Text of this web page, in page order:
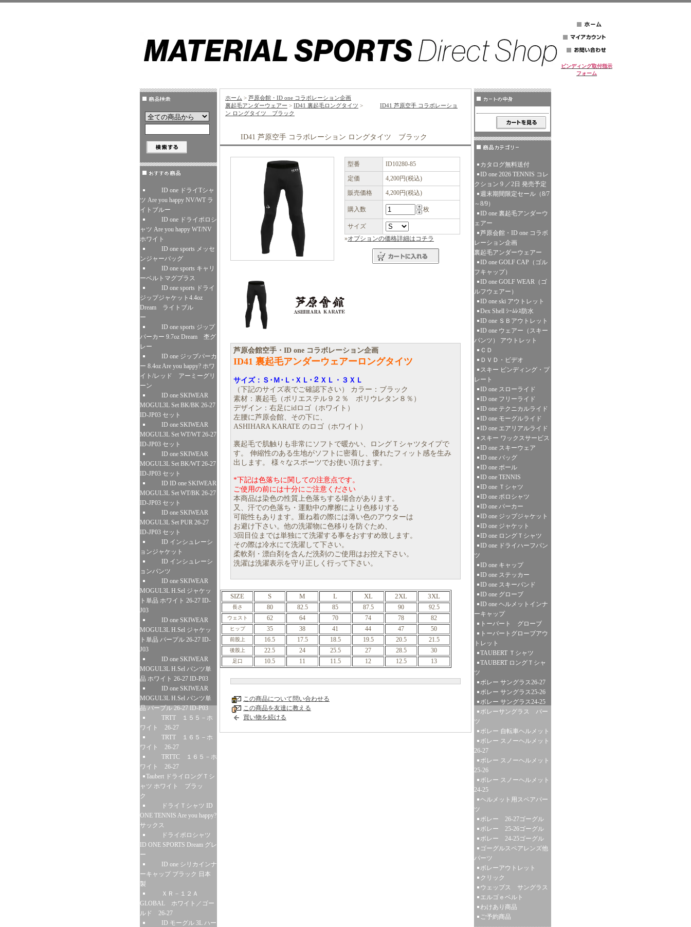
ビンディング取付指示
フォーム
ID one ドライTシャ
ツ Are you happy NV/WT ラ
イトブルー
ID one ドライポロシ
ャツ Are you happy WT/NV
ホワイト
ID one sports メッセ
ンジャーバッグ
ID one sports キャリ
ーベルトマグプラス
ID one sports ドライ
ジップジャケット4.4oz
Dream ライトブル
ー
ID one sports ジップ
パーカー 9.7oz Dream 杢グ
レー
ID one ジップパーカ
ー 8.4oz Are you happy? ホワ
イト/レッド アーミーグリ
ーン
ID one SKIWEAR
MOGUL3L Set BK/BK 26-27
ID-JP03 セット
ID one SKIWEAR
MOGUL3L Set WT/WT 26-27
ID-JP03 セット
ID one SKIWEAR
MOGUL3L Set BK/WT 26-27
ID-JP03 セット
ID ID one SKIWEAR
MOGUL3L Set WT/BK 26-27
ID-JP03 セット
ID one SKIWEAR
MOGUL3L Set PUR 26-27
ID-JP03 セット
ID インシュレーシ
ョンジャケット
ID インシュレーシ
ョンパンツ
ID one SKIWEAR
MOGUL3L H.Sel ジャケッ
ト単品 ホワイト 26-27 ID-
J03
ID one SKIWEAR
MOGUL3L H.Sel ジャケッ
ト単品 パープル 26-27 ID-
J03
ID one SKIWEAR
MOGUL3L H.Sel パンツ単
品 ホワイト 26-27 ID-P03
ID one SKIWEAR
MOGUL3L H.Sel パンツ単
品 パープル 26-27 ID-P03
TRTT １５５－ホ
ワイト 26-27
TRTT １６５－ホ
ワイト 26-27
TRTTC １６５－ホ
ワイト 26-27
Taubert ドライロングＴシ
ャツ ホワイト ブラッ
ク
ドライＴシャツ ID
ONE TENNIS Are you happy?
サックス
ドライポロシャツ
ID ONE SPORTS Dream グレ
ー
ID one シリカインナ
ーキャップ ブラック 日本
製
ＸＲ－１２Ａ
GLOBAL ホワイト／ゴー
ルド 26-27
ID モーグル 3L ハー
ホーム > 芦原会館・ID one コラボレーション企画
裏起毛アンダーウェアー > ID41 裏起毛ロングタイツ >
ID41 芦原空手 コラボレーショ
ン ロングタイツ ブラック
ID41 芦原空手 コラボレーション ロングタイツ ブラック
型番
ID10280-85
定価
4,200円(税込)
販売価格
4,200円(税込)
購入数 枚
サイズ
»オプションの価格詳細はコチラ
芦原会館空手・ID one コラボレーション企画
ID41 裏起毛アンダーウェアーロングタイツ
サイズ：Ｓ･Ｍ･Ｌ･ＸＬ･２ＸＬ・３ＸＬ
（下記のサイズ表でご確認下さい） カラー：ブラック
素材：裏起毛（ポリエステル９２％ ポリウレタン８％）
デザイン：右足にidロゴ（ホワイト）
左腰に芦原会館、その下に、
ASHIHARA KARATE のロゴ（ホワイト）
裏起毛で肌触りも非常にソフトで暖かい、ロングＴシャツタイプで
す。 伸縮性のある生地がソフトに密着し、優れたフィット感を生み
出します。 様々なスポーツでお使い頂けます。
*下記は色落ちに関しての注意点です。
ご使用の前には十分にご注意ください
本商品は染色の性質上色落ちする場合があります。
又、汗での色落ち・運動中の摩擦により色移りする
可能性もあります。重ね着の際には薄い色のアウターは
お避け下さい。他の洗濯物に色移りを防ぐため、
3回目位までは単独にて洗濯する事をおすすめ致します。
その際は冷水にて洗濯して下さい。
柔軟剤・漂白剤を含んだ洗剤のご使用はお控え下さい。
洗濯は洗濯表示を守り正しく行って下さい。
SIZE S M L XL 2XL 3XL
長さ 80 82.5 85 87.5 90 92.5
ウェスト 62 64 70 74 78 82
ヒップ 35 38 41 44 47 50
前股上 16.5 17.5 18.5 19.5 20.5 21.5
後股上 22.5 24 25.5 27 28.5 30
足口 10.5 11 11.5 12 12.5 13
この商品について問い合わせる
この商品を友達に教える
買い物を続ける
カタログ無料送付
ID one 2026 TENNIS コレ
クション 9 ／2日 発売予定
週末期間限定セール（8/7
～8/9）
ID one 裏起毛アンダーウ
ェアー
芦原会館・ID one コラボ
レーション企画
裏起毛アンダーウェアー
ID one GOLF CAP（ゴル
フキャップ）
ID one GOLF WEAR（ゴ
ルフウェアー）
ID one ski アウトレット
Dex Shell ｼｰﾑﾚｽ防水
ID one ＳＢアウトレット
ID one ウェアー（スキー
パンツ） アウトレット
ＣＤ
ＤＶＤ・ビデオ
スキー ビンディング・プ
レート
ID one スローライド
ID one フリーライド
ID one テクニカルライド
ID one モーグルライド
ID one エアリアルライド
スキー ワックスサービス
ID one スキーウェア
ID one バッグ
ID one ポール
ID one TENNIS
ID one Ｔシャツ
ID one ポロシャツ
ID one パーカー
ID one ジップジャケット
ID one ジャケット
ID one ロングＴシャツ
ID one ドライハーフパン
ツ
ID one キャップ
ID one ステッカー
ID one スキーバンド
ID one グローブ
ID one ヘルメットインナ
ーキャップ
トーバート グローブ
トーバートグローブアウ
トレット
TAUBERT Ｔシャツ
TAUBERT ロングＴシャ
ツ
ボレー サングラス26-27
ボレー サングラス25-26
ボレー サングラス24-25
ボレーサングラス パー
ツ
ボレー 自転車ヘルメット
ボレー スノーヘルメット
26-27
ボレー スノーヘルメット
25-26
ボレー スノーヘルメット
24-25
ヘルメット用スペアパー
ツ
ボレー 26-27ゴーグル
ボレー 25-26ゴーグル
ボレー 24-25ゴーグル
ゴーグルスペアレンズ他
パーツ
ボレーアウトレット
クリック
ウェップス サングラス
エルゴｅベルト
わけあり商品
ご予約商品